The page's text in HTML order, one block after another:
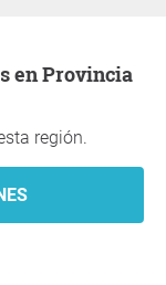
región.